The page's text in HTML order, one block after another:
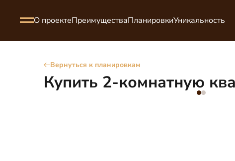
О проектеПреимуществаПланировкиУникальность
Вернуться к планировкам
Купить 2-комнатную